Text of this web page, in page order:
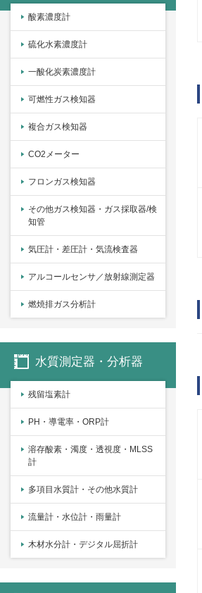
酸素濃度計
硫化水素濃度計
一酸化炭素濃度計
可燃性ガス検知器
複合ガス検知器
CO2メーター
フロンガス検知器
その他ガス検知器・ガス採取器/検
知管
気圧計・差圧計・気流検査器
アルコールセンサ／放射線測定器
燃焼排ガス分析計
水質測定器・分析器
残留塩素計
PH・導電率・ORP計
溶存酸素・濁度・透視度・MLSS
計
多項目水質計・その他水質計
流量計・水位計・雨量計
木材水分計・デジタル屈折計